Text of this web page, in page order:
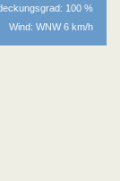
100 %
Wind: WNW 6 km/h